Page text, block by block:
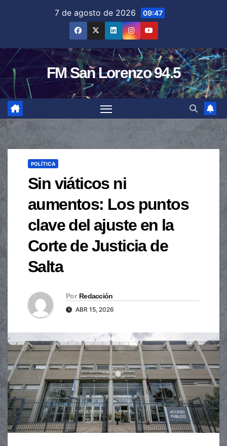
7 de agosto de 2026 09:47
FM San Lorenzo 94.5
POLÍTICA
Sin viáticos ni
aumentos: Los puntos
clave del ajuste en la
Corte de Justicia de
Salta
Por Redacción
ABR 15, 2026